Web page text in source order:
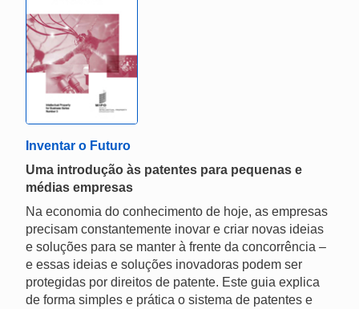
Inventar o Futuro
Uma introdução às patentes para pequenas e
médias empresas
Na economia do conhecimento de hoje, as empresas
precisam constantemente inovar e criar novas ideias
e soluções para se manter à frente da concorrência –
e essas ideias e soluções inovadoras podem ser
protegidas por direitos de patente. Este guia explica
de forma simples e prática o sistema de patentes e